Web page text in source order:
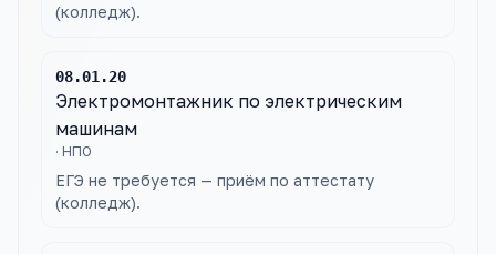
(колледж).
08.01.20
Электромонтажник по электрическим
машинам
· НПО
ЕГЭ не требуется — приём по аттестату
(колледж).